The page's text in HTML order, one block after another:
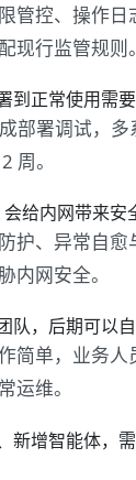
管控、操作日
现行监管规则。
到正常使用需要
部署调试，多
周。
给内网带来安
护、异常自愈
内网安全。
队，后期可以自
简单，业务人
运维。
新增智能体，